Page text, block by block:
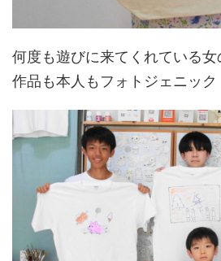
何度も遊びに来てくれている女
作品も本人もフォトジェニック